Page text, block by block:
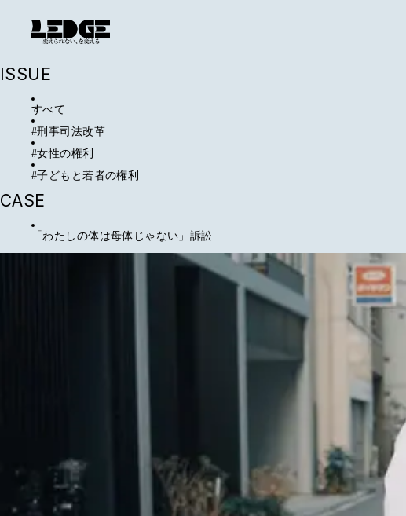
提訴や判決、注目の期日などをお伝えするケースレポートや、
ISSUE
すべて
#刑事司法改革
#女性の権利
#子どもと若者の権利
CASE
「わたしの体は母体じゃない」訴訟